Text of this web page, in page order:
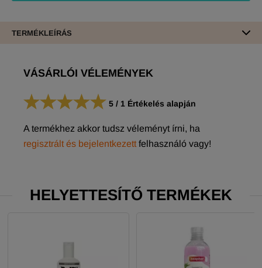
TERMÉKLEÍRÁS
VÁSÁRLÓI VÉLEMÉNYEK
5 / 1 Értékelés alapján
A termékhez akkor tudsz véleményt írni, ha
regisztrált és bejelentkezett felhasználó vagy!
HELYETTESÍTŐ TERMÉKEK